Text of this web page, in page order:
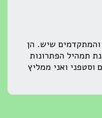
והמתקדמים שיש. הן
תמהיל הפתרונות
ואני ממליץ